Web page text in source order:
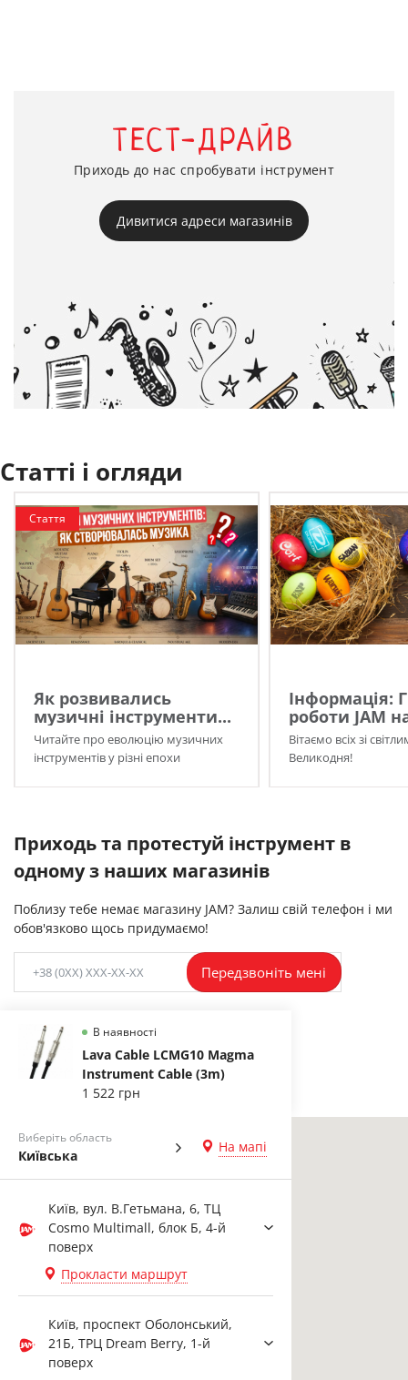
ТЕСТ-ДРАЙВ
Приходь до нас спробувати інструмент
Дивитися адреси магазинів
Статті і огляди
Стаття
Як розвивались
музичні інструменти...
Читайте про еволюцію музичних
інструментів у різні епохи
Інформація:
роботи JAM
Вітаємо всіх зі
Великодня!
Приходь та протестуй інструмент в
одному з наших магазинів
Поблизу тебе немає магазину JAM? Залиш свій телефон і ми
обов'язково щось придумаємо!
В наявності
Lava Cable LCMG10 Magma
Instrument Cable (3m)
1 522 грн
Виберіть область
Київська
На мапі
Київ, вул. В.Гетьмана, 6, ТЦ
Cosmo Multimall, блок Б, 4-й
поверх
Прокласти маршрут
Київ, проспект Оболонський,
21Б, ТРЦ Dream Berry, 1-й
поверх
Передзвоніть мені